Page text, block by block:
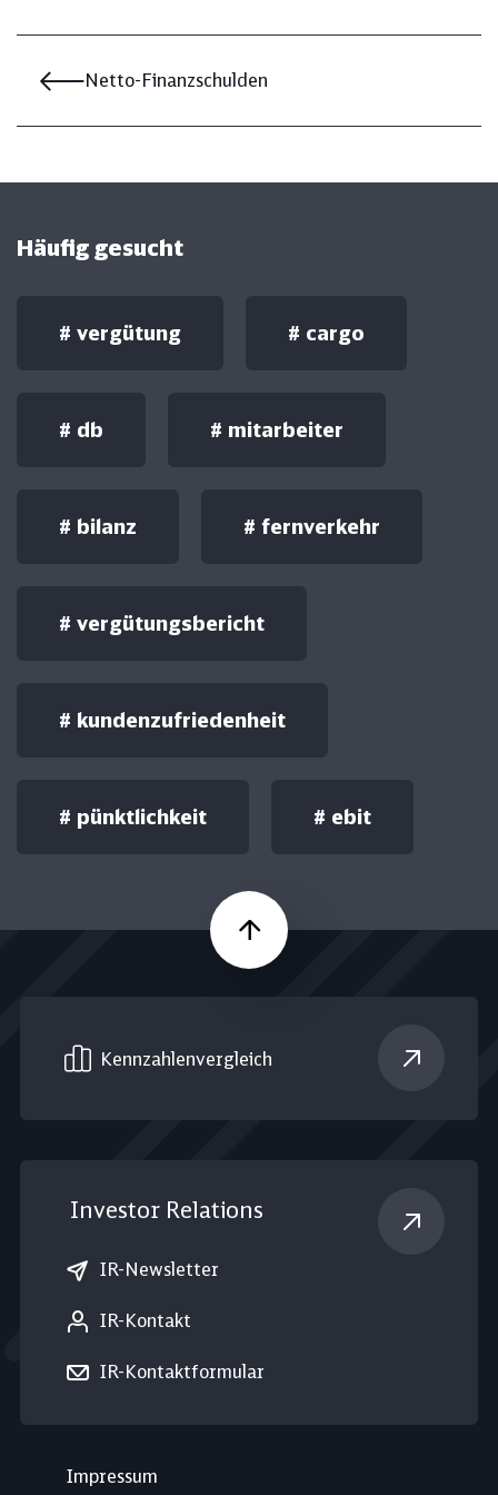
Netto-Finanzschulden
Häufig gesucht
# vergütung # cargo
# db # mitarbeiter
# bilanz # fernverkehr
# vergütungsbericht
# kundenzufriedenheit
# pünktlichkeit # ebit
Nach oben
Kennzahlen­vergleich
Investor Relations
IR-Newsletter
IR-Kontakt
IR-Kontaktformular
Impressum